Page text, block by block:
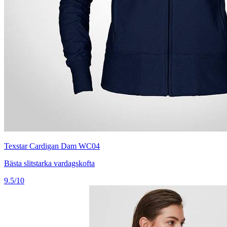
Texstar Cardigan Dam WC04
Bästa slitstarka vardagskofta
9.5/10